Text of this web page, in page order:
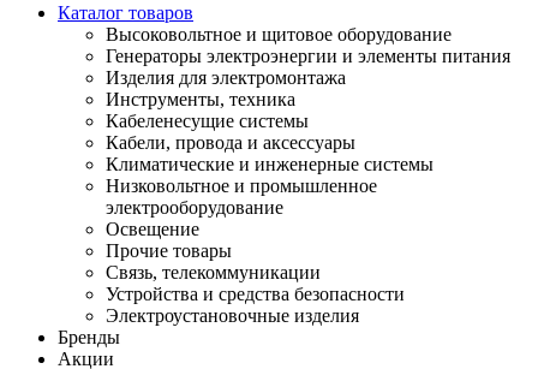
Каталог товаров
Высоковольтное и щитовое оборудование
Генераторы электроэнергии и элементы питания
Изделия для электромонтажа
Инструменты, техника
Кабеленесущие системы
Кабели, провода и аксессуары
Климатические и инженерные системы
Низковольтное и промышленное
электрооборудование
Освещение
Прочие товары
Связь, телекоммуникации
Устройства и средства безопасности
Электроустановочные изделия
Бренды
Акции